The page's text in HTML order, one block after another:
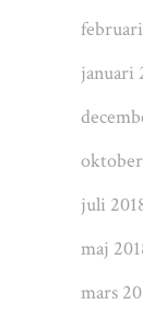
januari
juli
maj
mars